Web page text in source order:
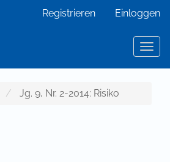
Registrieren Einloggen
Jg. 9, Nr. 2-2014: Risiko